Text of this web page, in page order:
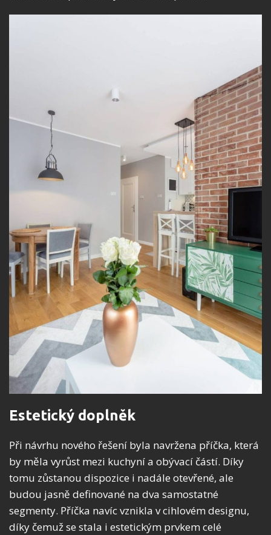
Estetický doplněk
Při návrhu nového řešení byla navržena příčka, která
by měla vyrůst mezi kuchyní a obývací částí. Díky
tomu zůstanou dispozice i nadále otevřené, ale
budou jasně definované na dva samostatné
segmenty. Příčka navíc vznikla v cihlovém designu,
díky čemuž se stala i estetickým prvkem celé